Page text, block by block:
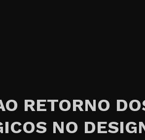
RETORNO
NO